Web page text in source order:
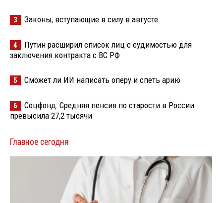
3 Законы, вступающие в силу в августе
4
Путин расширил список лиц с судимостью для
заключения контракта с ВС РФ
5 Сможет ли ИИ написать оперу и спеть арию
6
Соцфонд: Средняя пенсия по старости в России
превысила 27,2 тысячи
Главное сегодня